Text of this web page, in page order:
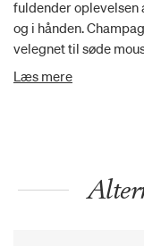
fuldender
og i hånden.
velegnet til søde
og bobler hurtigt kan
dessert.
Læs mere